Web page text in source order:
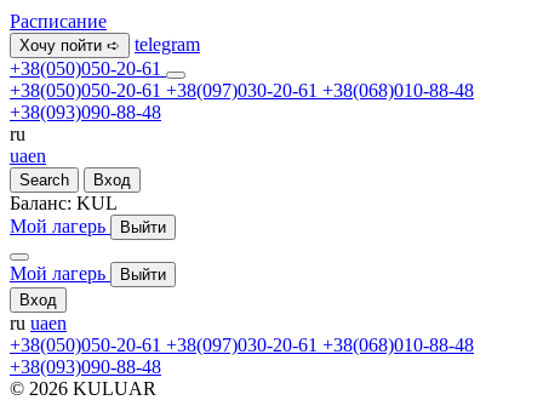
Расписание
Хочу пойти ➪
telegram
+38(050)050-20-61
+38(050)050-20-61 +38(097)030-20-61 +38(068)010-88-48
+38(093)090-88-48
ru
uaen
Search Вход
Баланс: KUL
Мой лагерь
Выйти
Мой лагерь
Выйти
Вход
ru uaen
+38(050)050-20-61 +38(097)030-20-61 +38(068)010-88-48
+38(093)090-88-48
© 2026 KULUAR